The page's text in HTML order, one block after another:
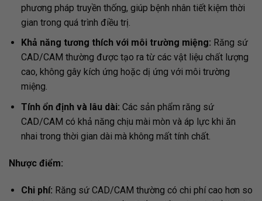
phương pháp truyền thống, giúp bệnh nhân tiết kiệm thời
gian trong quá trình điều trị.
Khả năng tương thích với môi trường miệng: Răng sứ
CAD/CAM thường được tạo ra từ các vật liệu chất lượng
cao, không gây kích ứng hoặc dị ứng với môi trường
miệng.
Tính ổn định và lâu dài: Các sản phẩm răng sứ
CAD/CAM có khả năng chịu mài mòn và áp lực khi ăn
nhai trong thời gian dài mà không mất tính chất.
Nhược điểm:
Chi phí: Răng sứ CAD/CAM thường có chi phí cao hơn so